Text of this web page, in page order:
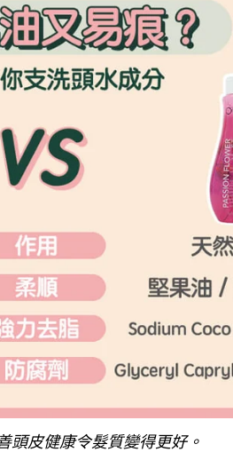
頭皮健康令髮質變得更好。